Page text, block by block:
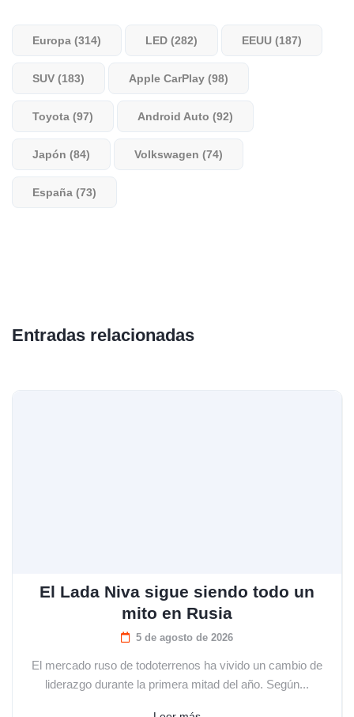
Europa (314) LED (282) EEUU (187)
SUV (183) Apple CarPlay (98)
Toyota (97) Android Auto (92)
Japón (84) Volkswagen (74)
España (73)
Entradas relacionadas
El Lada Niva sigue siendo todo un
mito en Rusia
5 de agosto de 2026
El mercado ruso de todoterrenos ha vivido un cambio de
liderazgo durante la primera mitad del año. Según...